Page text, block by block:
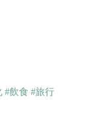
#飲食 #旅行